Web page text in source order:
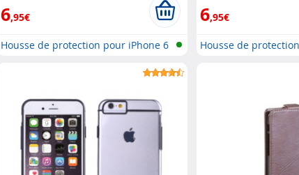
6,95€
Housse de protection pour iPhone 6
6,95€
Housse de